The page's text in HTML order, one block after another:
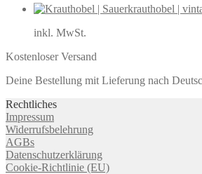
inkl. MwSt.
Kostenloser Versand
Deine Bestellung mit Lieferung nach
Rechtliches
Impressum
Widerrufsbelehrung
AGBs
Datenschutzerklärung
Cookie-Richtlinie (EU)